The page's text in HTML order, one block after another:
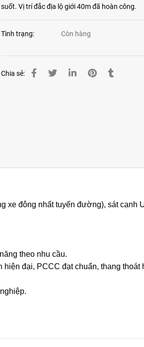
suốt. Vị trí đắc địa lộ giới 40m đã hoàn công.
Tình trạng: Còn hàng
Chia sẻ:
xe đông nhất tuyến đường), sát cạnh
theo nhu cầu.
đại, PCCC đạt chuẩn, thang thoát
Làm Văn